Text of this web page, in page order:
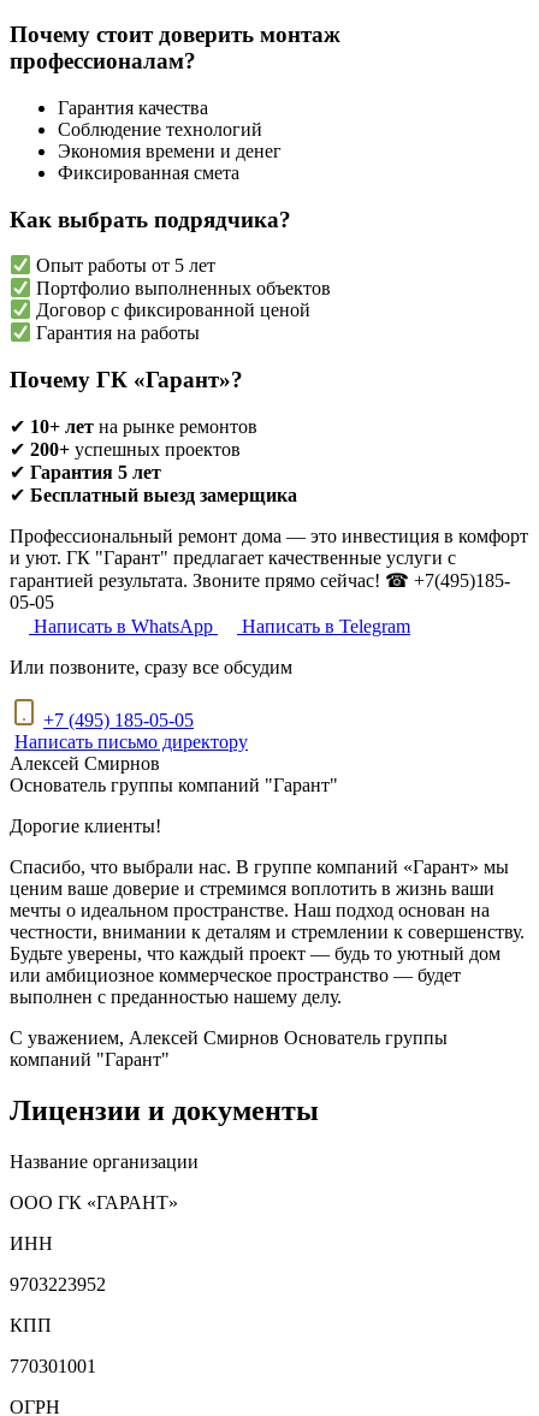
Почему стоит доверить монтаж
профессионалам?
Гарантия качества
Соблюдение технологий
Экономия времени и денег
Фиксированная смета
Как выбрать подрядчика?
Опыт работы от 5 лет
Портфолио выполненных объектов
Договор с фиксированной ценой
Гарантия на работы
Почему ГК «Гарант»?
✔ 10+ лет на рынке ремонтов
✔ 200+ успешных проектов
✔ Гарантия 5 лет
✔ Бесплатный выезд замерщика
Профессиональный ремонт дома — это инвестиция в комфорт
и уют. ГК "Гарант" предлагает качественные услуги с
гарантией результата. Звоните прямо сейчас! ☎ +7(495)185-
05-05
Написать в WhatsApp
Написать в Telegram
Или позвоните, сразу все обсудим
+7 (495) 185-05-05
Написать письмо директору
Алексей Смирнов
Основатель группы компаний "Гарант"
Дорогие клиенты!
Спасибо, что выбрали нас. В группе компаний «Гарант» мы
ценим ваше доверие и стремимся воплотить в жизнь ваши
мечты о идеальном пространстве. Наш подход основан на
честности, внимании к деталям и стремлении к совершенству.
Будьте уверены, что каждый проект — будь то уютный дом
или амбициозное коммерческое пространство — будет
выполнен с преданностью нашему делу.
С уважением, Алексей Смирнов Основатель группы
компаний "Гарант"
Лицензии и документы
Название организации
ООО ГК «ГАРАНТ»
ИНН
9703223952
КПП
770301001
ОГРН